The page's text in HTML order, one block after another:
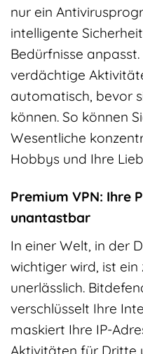
nur ein
intelligente
Bedürfnisse
verdächtige
automatisch, bevor
können. So können
Wesentliche
Hobbys und Ihre
Premium VPN: Ihre
unantastbar
In einer Welt, in der
wichtiger wird, ist ein
unerlässlich.
verschlüsselt Ihre
maskiert Ihre IP-
Aktivitäten für Dritte